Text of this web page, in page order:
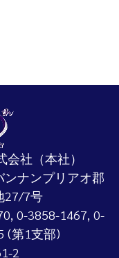
社（本社）
ナンプリアオ郡
27/7号
0-3858-1467, 0-
(第1支部)
2